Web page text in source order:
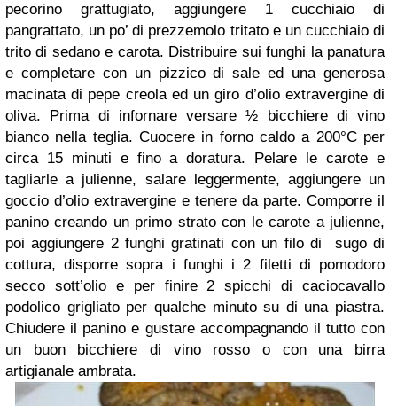
pecorino grattugiato, aggiungere 1 cucchiaio di
pangrattato, un po’ di prezzemolo tritato e un cucchiaio di
trito di sedano e carota. Distribuire sui funghi la panatura
e completare con un pizzico di sale ed una generosa
macinata di pepe creola ed un giro d’olio extravergine di
oliva. Prima di infornare versare ½ bicchiere di vino
bianco nella teglia. Cuocere in forno caldo a 200°C per
circa 15 minuti e fino a doratura. Pelare le carote e
tagliarle a julienne, salare leggermente, aggiungere un
goccio d’olio extravergine e tenere da parte. Comporre il
panino creando un primo strato con le carote a julienne,
poi aggiungere 2 funghi gratinati con un filo di
sugo di
cottura, disporre sopra i funghi i 2 filetti di pomodoro
secco sott’olio e per finire 2 spicchi di caciocavallo
podolico grigliato per qualche minuto su di una piastra.
Chiudere il panino e gustare accompagnando il tutto con
un buon bicchiere di vino rosso o con una birra
artigianale ambrata.